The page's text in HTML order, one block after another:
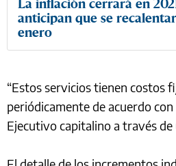
La inflación cerrará en
anticipan que se
enero
“Estos servicios tienen costos
periódicamente de acuerdo con
Ejecutivo capitalino a través de